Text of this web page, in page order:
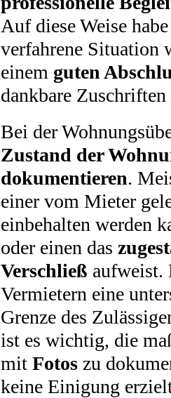
Auf diese Weise
verfahrene Situation
einem guten
dankbare
Bei der
Zustand der
dokumentieren.
einer vom Mieter
einbehalten werden
oder einen das
Verschließ aufweist.
Vermietern eine
Grenze des
ist es wichtig, die
mit Fotos zu
keine Einigung